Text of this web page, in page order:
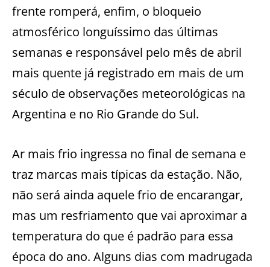
frente romperá, enfim, o bloqueio
atmosférico longuíssimo das últimas
semanas e responsável pelo mês de abril
mais quente já registrado em mais de um
século de observações meteorológicas na
Argentina e no Rio Grande do Sul.
Ar mais frio ingressa no final de semana e
traz marcas mais típicas da estação. Não,
não será ainda aquele frio de encarangar,
mas um resfriamento que vai aproximar a
temperatura do que é padrão para essa
época do ano. Alguns dias com madrugada